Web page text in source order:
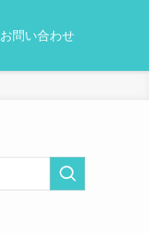
お問い合わせ